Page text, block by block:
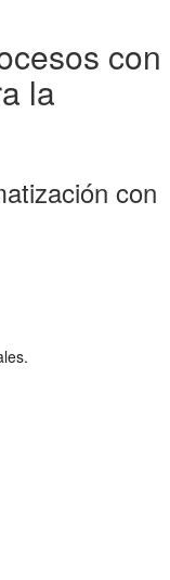
con
la
con